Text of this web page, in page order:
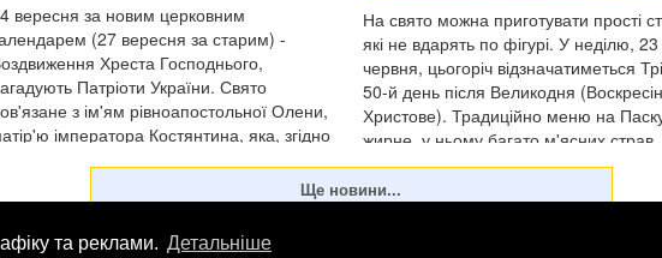
та реклами. Детальніше
вересня за новим церковним
(27 вересня за старим) -
Хреста Господнього,
Патріоти України. Свято
з ім'ям рівноапостольної Олени,
імператора Костянтина, яка, згідно
На свято можна приготувати прості
які не вдарять по фігурі. У неділю, 23
червня, цьогоріч відзначатиметься
50-й день після Великодня
Христове). Традиційно меню на
жирне, у ньому багато м'ясних страв,
оскільки до свя...